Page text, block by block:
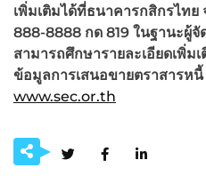
เพิ่มเติมได้ที่ธนาคารกสิกรไท
888-8888 กด 819 ในฐานะผู้
สามารถศึกษารายละเอียดเพิ่ม
ข้อมูลการเสนอขายตราสารห
www.sec.or.th